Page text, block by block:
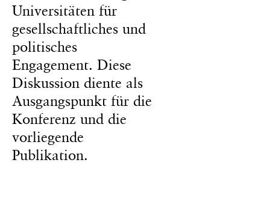
Universitäten für
gesellschaftliches und
politisches
Engagement. Diese
Diskussion diente als
Ausgangspunkt für die
Konferenz und die
vorliegende
Publikation.